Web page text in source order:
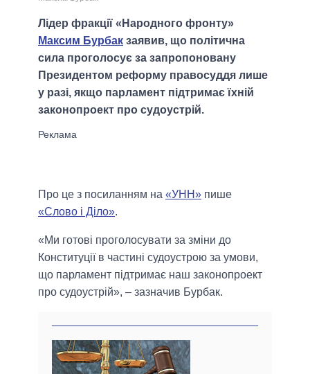
Лідер фракції «Народного фронту»
Максим Бурбак заявив, що політична
сила проголосує за запропоновану
Президентом реформу правосуддя лише
у разі, якщо парламент підтримає їхній
законопроект про судоустрій.
Про це з посиланням на «УНН» пише
«Слово і Діло».
«Ми готові проголосувати за зміни до
Конституції в частині судоустрою за умови,
що парламент підтримає наш законопроект
про судоустрій», – зазначив Бурбак.